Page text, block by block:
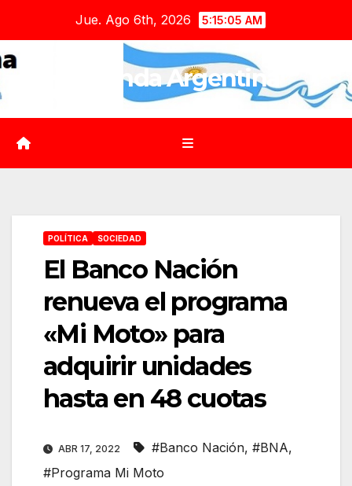
contenido
Jue. Ago 6th, 2026 5:15:07 AM
Agenda Argentina
POLÍTICA SOCIEDAD
El Banco Nación
renueva el programa
«Mi Moto» para
adquirir unidades
hasta en 48 cuotas
ABR 17, 2022 #Banco Nación, #BNA,
#Programa Mi Moto